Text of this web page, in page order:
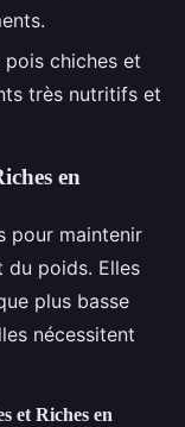
pois chiches et
très nutritifs et
en
pour maintenir
du poids. Elles
plus basse
nécessitent
et Riches en